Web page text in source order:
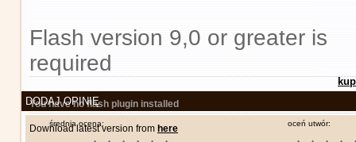
Flash version 9,0 or greater is
required
You have no flash plugin installed
Download latest version from here
DODAJ OPINIĘ
średnia ocena: oceń utwór: